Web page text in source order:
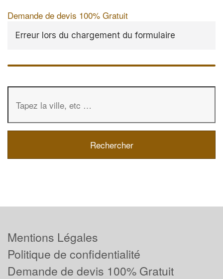
Demande de devis 100% Gratuit
Erreur lors du chargement du formulaire
Mentions Légales
Politique de confidentialité
Demande de devis 100% Gratuit